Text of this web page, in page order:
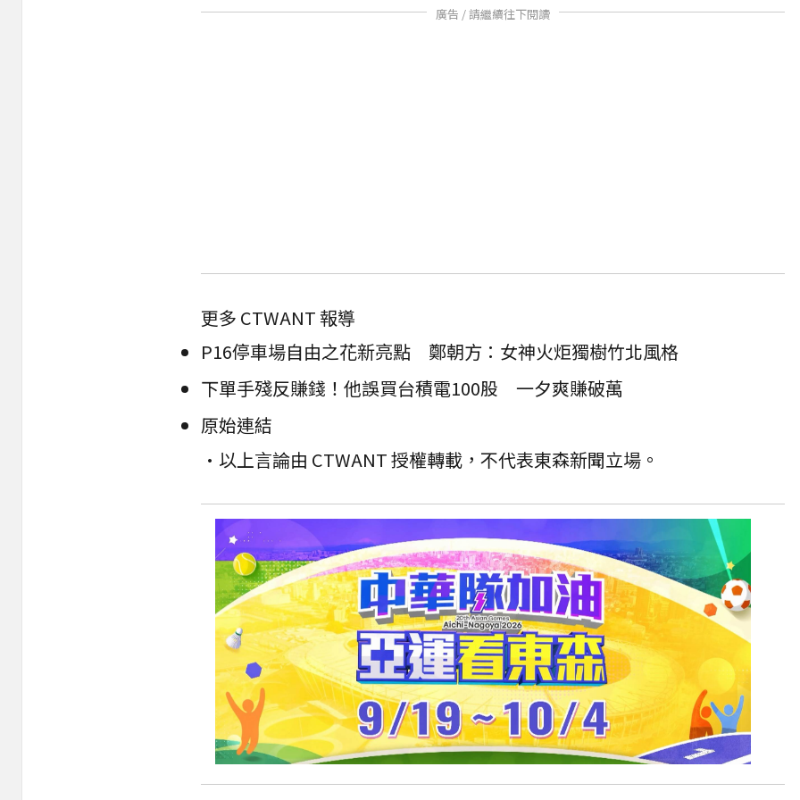
廣告 / 請繼續往下閱讀
更多 CTWANT 報導
P16停車場自由之花新亮點 鄭朝方：女神火炬獨樹竹北風格
下單手殘反賺錢！他誤買台積電100股 一夕爽賺破萬
原始連結
•以上言論由 CTWANT 授權轉載，不代表東森新聞立場。